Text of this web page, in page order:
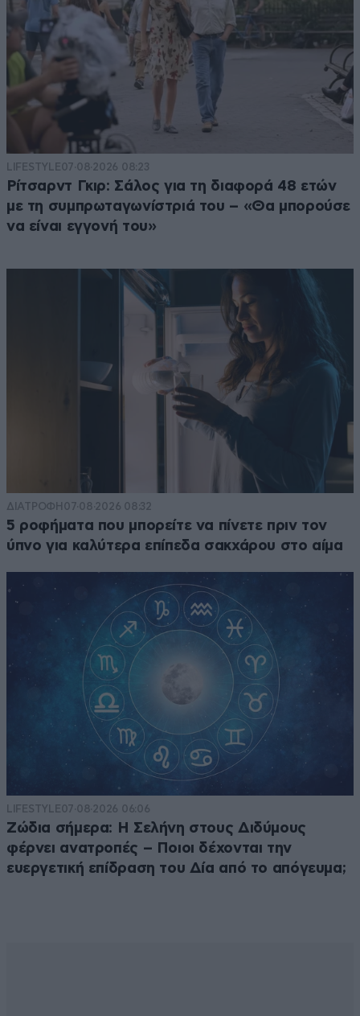
LIFESTYLE07·08·2026 08:23
Ρίτσαρντ Γκιρ: Σάλος για τη διαφορά 48 ετών
με τη συμπρωταγωνίστριά του – «Θα μπορούσε
να είναι εγγονή του»
ΔΙΑΤΡΟΦΗ 07·08·2026 08:32
5 ροφήματα που μπορείτε να πίνετε πριν τον
ύπνο για καλύτερα επίπεδα σακχάρου στο αίμα
LIFESTYLE07·08·2026 06:06
Ζώδια σήμερα: Η Σελήνη στους Διδύμους
φέρνει ανατροπές – Ποιοι δέχονται την
ευεργετική επίδραση του Δία από το απόγευμα;